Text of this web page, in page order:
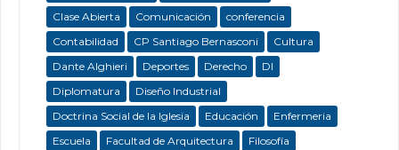
Clase Abierta
Comunicación
conferencia
Contabilidad
CP Santiago Bernasconi
Cultura
Dante Alghieri
Deportes Derecho
DI
Diplomatura
Diseño Industrial
Doctrina Social de la Iglesia
Educación
Enfermeria
Escuela
Facultad de Arquitectura
Filosofía